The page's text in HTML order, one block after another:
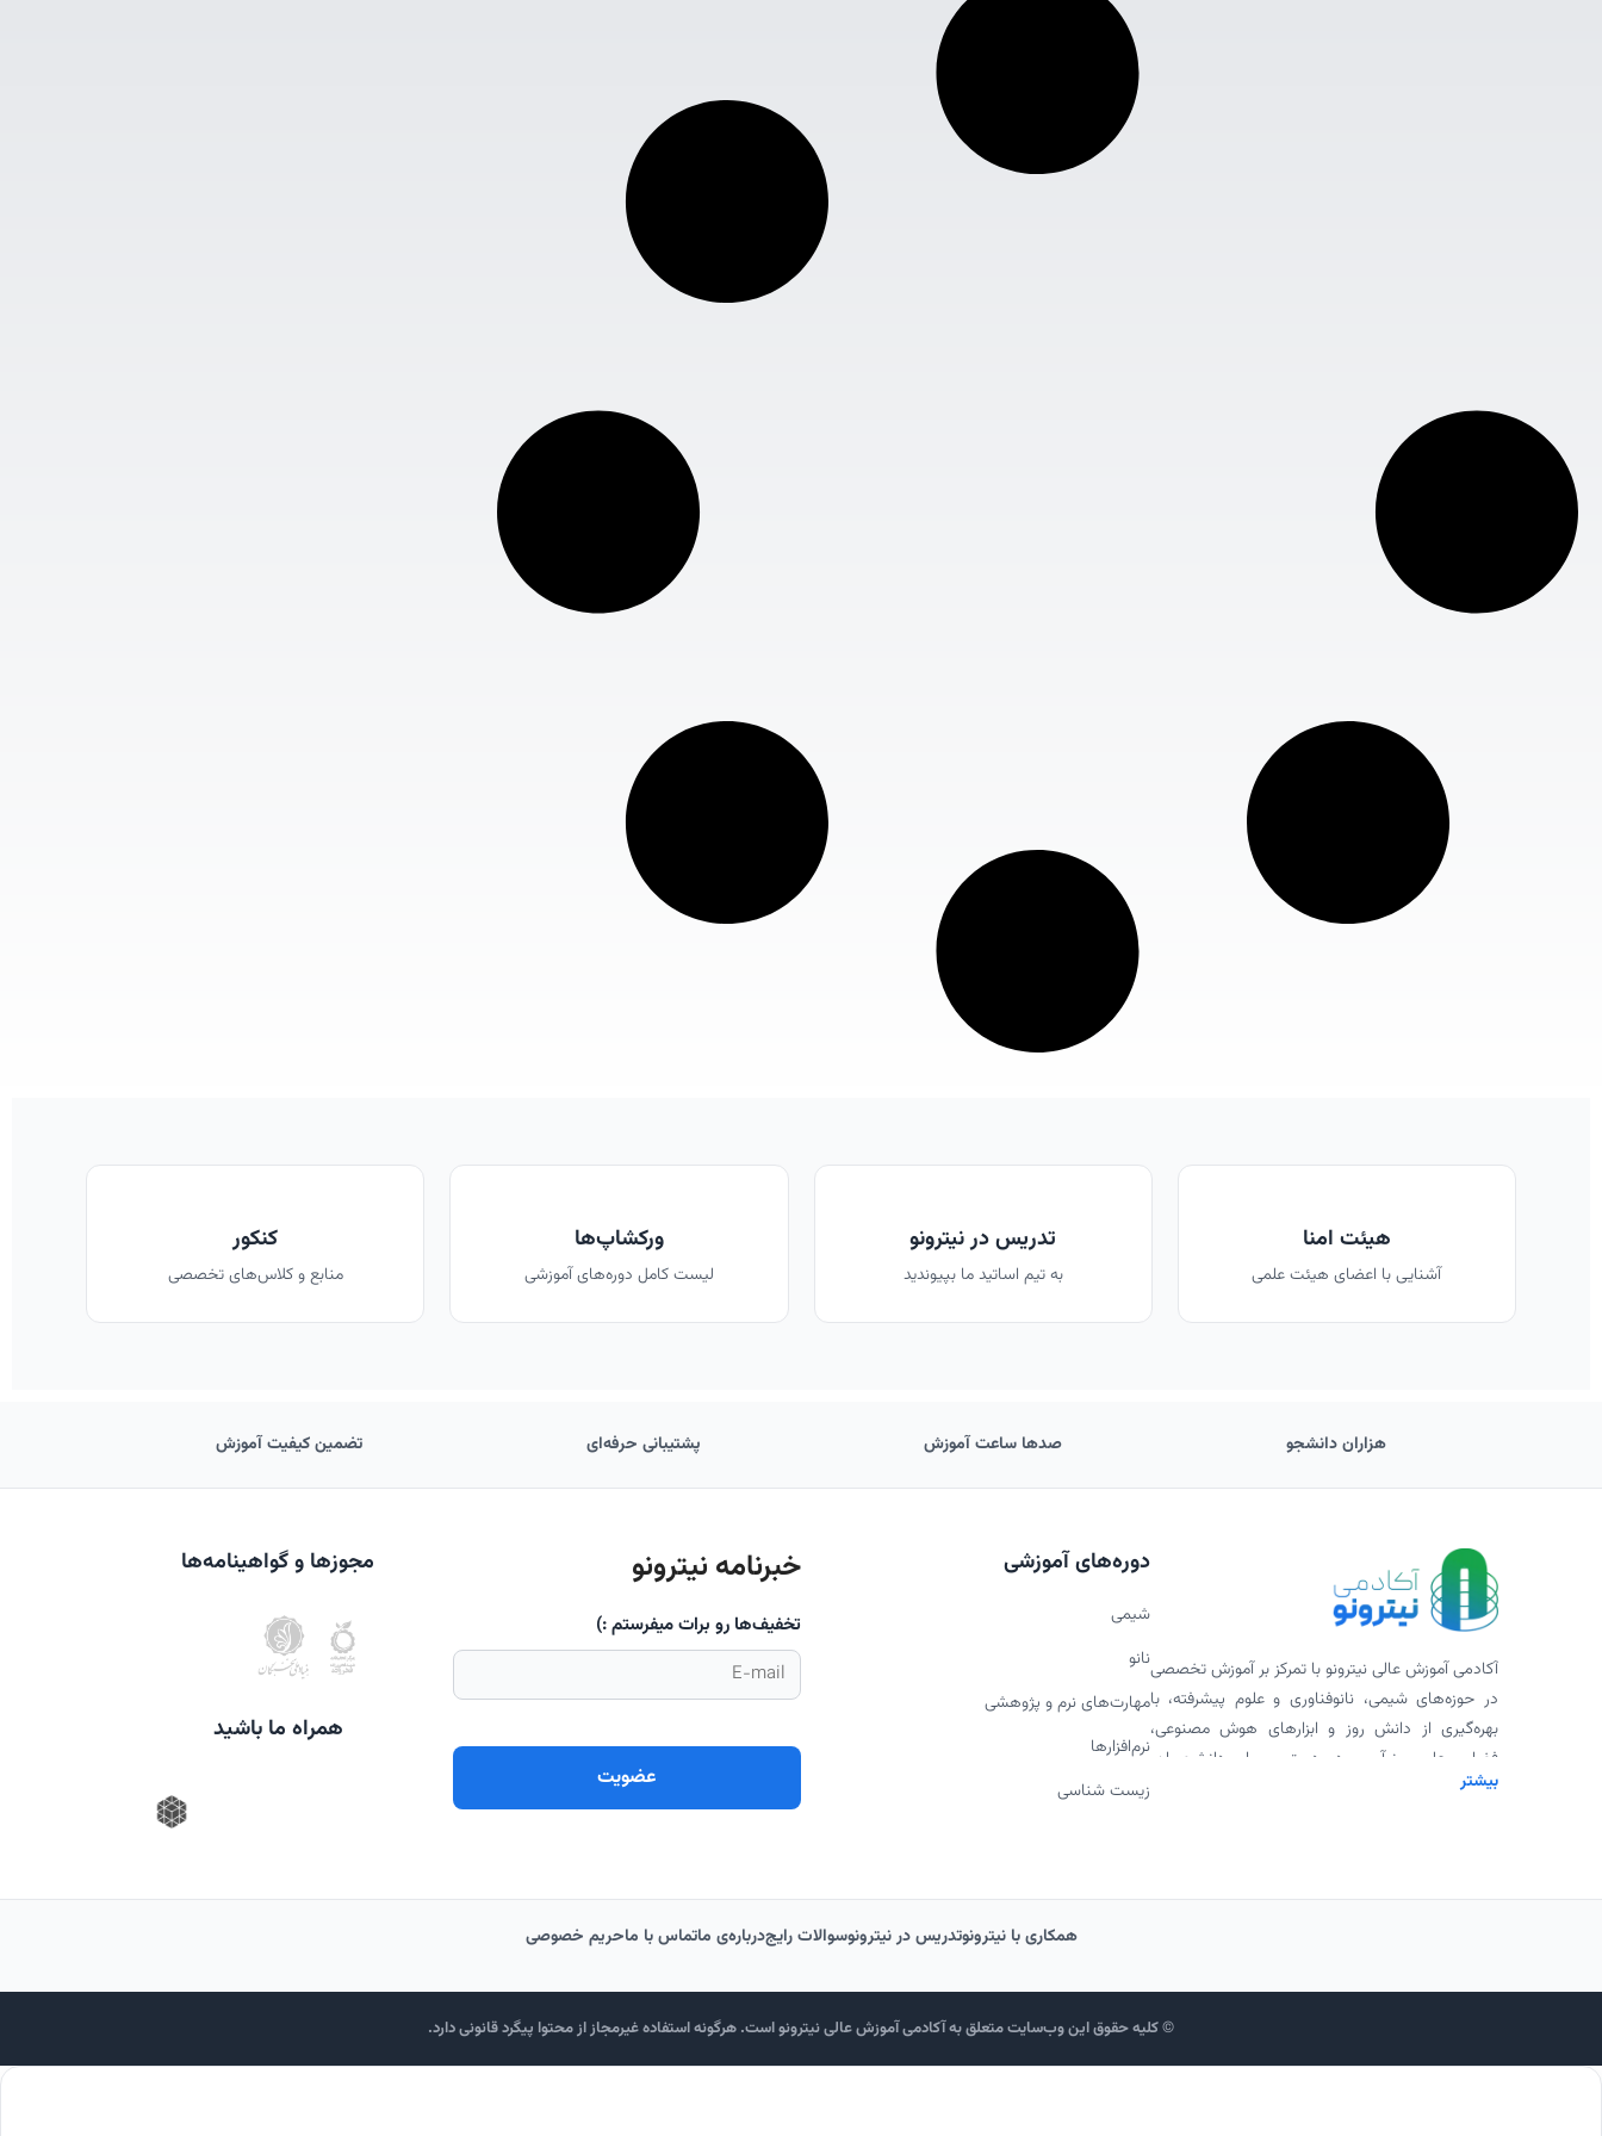
هیئت امنا
آشنایی با اعضای هیئت علمی
تدریس در نیترونو
به تیم اساتید ما بپیوندید
ورکشاپ‌ها
لیست کامل دوره‌های آموزشی
کنکور
منابع و کلاس‌های تخصصی
هزاران دانشجو صدها ساعت آموزش پشتیبانی حرفه‌ای تضمین کیفیت آموزش
آکادمی آموزش عالی نیترونو با تمرکز بر آموزش تخصصی
در حوزه‌های شیمی، نانوفناوری و علوم پیشرفته، با
بهره‌گیری از دانش روز و ابزارهای هوش مصنوعی،
فضایی علمی، نوآور و در دسترس برای دانشجویان،
پژوهشگران و علاقه‌مندان فراهم کرده است. ارائه
بیشتر
دوره‌های آموزشی
شیمی
نانو
مهارت‌های نرم و پژوهشی
نرم‌افزارها
زیست شناسی
خبرنامه نیترونو
تخفیف‌ها رو برات میفرستم :)
مجوزها و گواهینامه‌ها
همراه ما باشید
همکاری با نیترونوتدریس در نیترونوسوالات رایجدرباره‌‌ی ماتماس با ماحریم خصوصی
© کلیه حقوق این وب‌سایت متعلق به آکادمی آموزش عالی نیترونو است. هرگونه استفاده غیرمجاز از محتوا پیگرد قانونی دارد.